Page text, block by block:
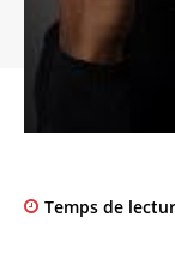
Temps de